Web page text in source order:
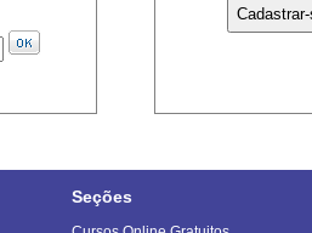
Seções